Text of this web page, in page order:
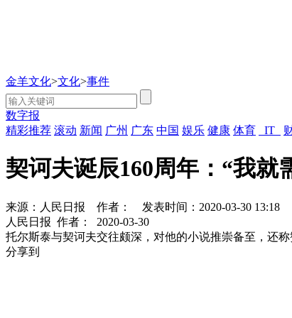
金羊文化>文化>事件
数字报
精彩推荐 滚动 新闻 广州 广东 中国 娱乐 健康 体育 IT
契诃夫诞辰160周年：“我就
来源：人民日报 作者：
发表时间：2020-03-30 13:18
人民日报 作者：
2020-03-30
托尔斯泰与契诃夫交往颇深，对他的小说推崇备至，还
分享到